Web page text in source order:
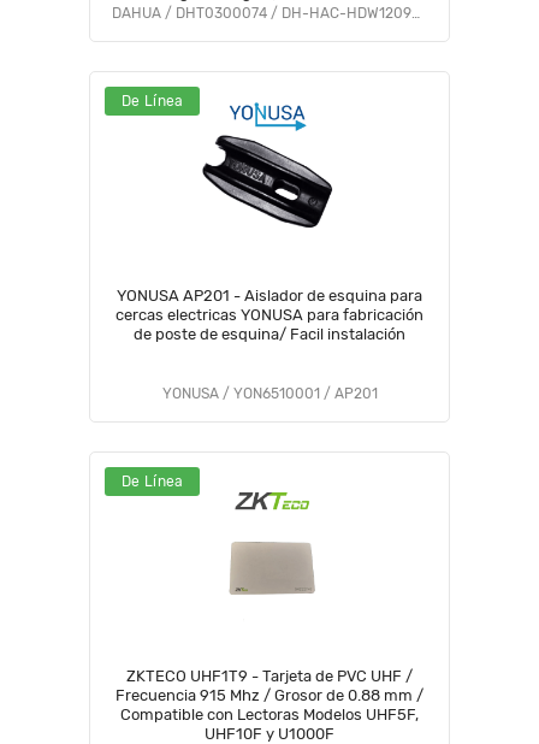
con IP67, visión clara en baja luz #M1
DAHUA / DHT0300074 / DH-HAC-HDW1209TLQN-A-LED-S3
De Línea
YONUSA AP201 - Aislador de esquina para
cercas electricas YONUSA para fabricación
de poste de esquina/ Facil instalación
YONUSA / YON6510001 / AP201
De Línea
ZKTECO UHF1T9 - Tarjeta de PVC UHF /
Frecuencia 915 Mhz / Grosor de 0.88 mm /
Compatible con Lectoras Modelos UHF5F,
UHF10F y U1000F